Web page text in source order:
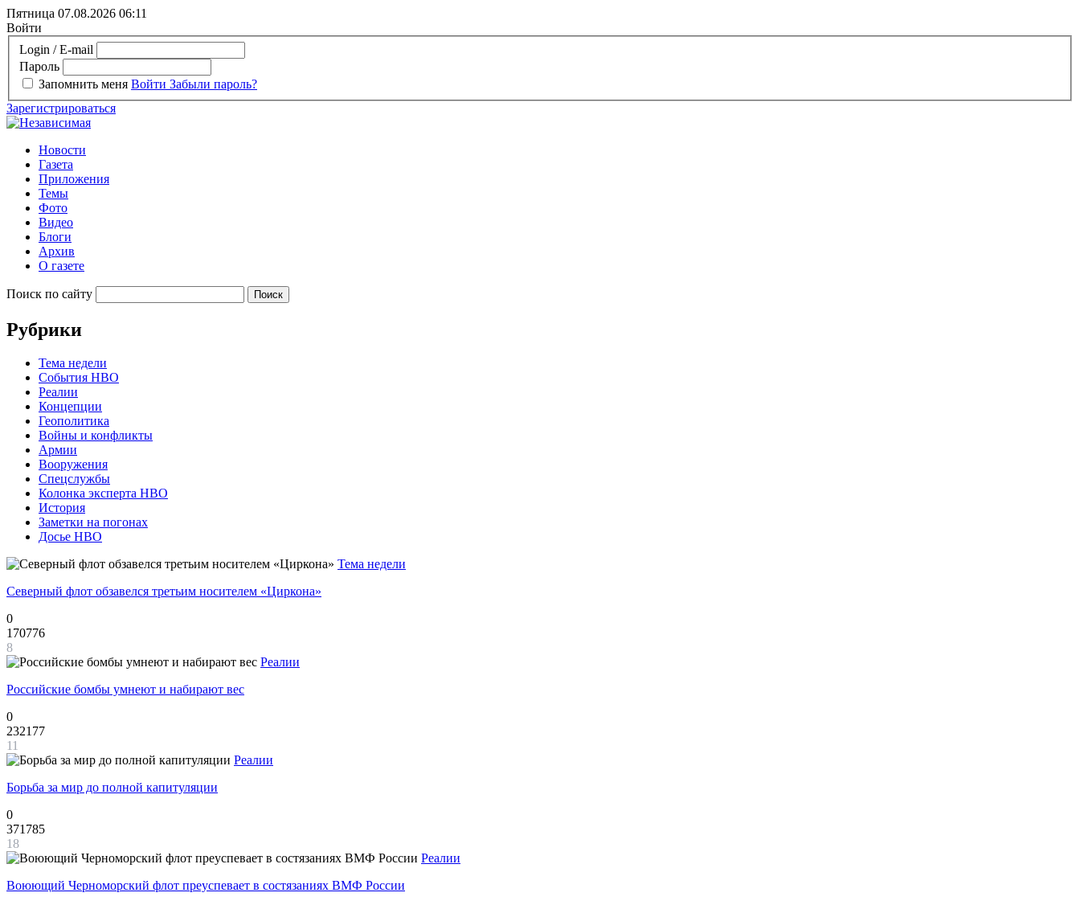
Пятница 07.08.2026 06:11
Войти
Login / E-mail
Пароль
Запомнить меня Войти Забыли пароль?
Зарегистрироваться
Новости
Газета
Приложения
Темы
Фото
Видео
Блоги
Архив
О газете
Поиск по сайту
Рубрики
Тема недели
События НВО
Реалии
Концепции
Геополитика
Войны и конфликты
Армии
Вооружения
Спецслужбы
Колонка эксперта НВО
История
Заметки на погонах
Досье НВО
Тема недели
Северный флот обзавелся третьим носителем «Циркона»
0
170776
8
Реалии
Российские бомбы умнеют и набирают вес
0
232177
11
Реалии
Борьба за мир до полной капитуляции
0
371785
18
Реалии
Воюющий Черноморский флот преуспевает в состязаниях ВМФ России